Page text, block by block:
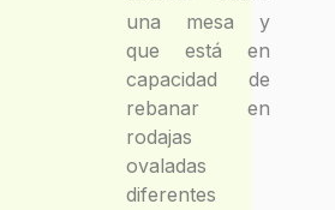
una mesa y
que está en
capacidad de
rebanar en
rodajas
ovaladas
diferentes